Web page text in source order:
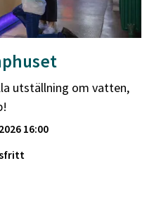
utställning om vatten,
16:00